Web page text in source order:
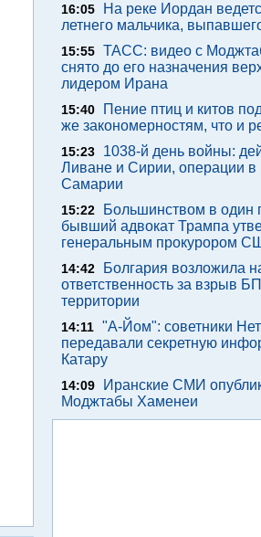
16:05
На реке Иордан
летнего мальчика,
15:55 ТАСС: видео с
снято до его назначения
лидером Ирана
15:40
Пение птиц и китов
же закономерностям, что и
15:23
1038-й день войны:
Ливане и Сирии, операции в
Самарии
15:22
Большинством в один
бывший адвокат Трампа
генеральным прокурором
14:42
Болгария возложила
ответственность за взрыв
территории
14:11 "А-Йом": советники
передавали секретную
Катару
14:09
Иранские СМИ
Моджтабы Хаменеи